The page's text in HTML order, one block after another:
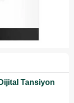
Tansiyon